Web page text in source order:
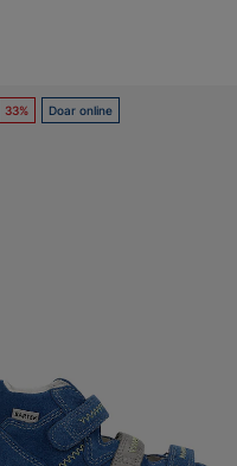
33% Doar online